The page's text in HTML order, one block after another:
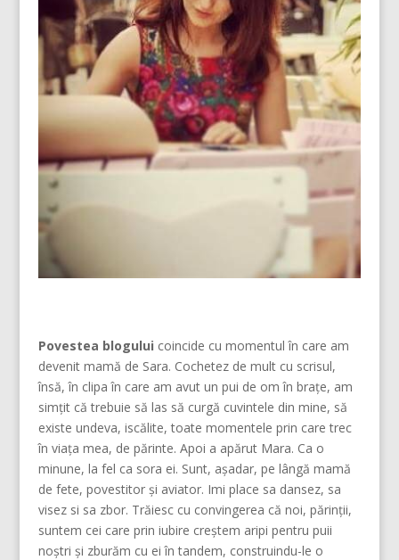
Povestea blogului coincide cu momentul în care am
devenit mamă de Sara. Cochetez de mult cu scrisul,
însă, în clipa în care am avut un pui de om în brațe, am
simțit că trebuie să las să curgă cuvintele din mine, să
existe undeva, iscălite, toate momentele prin care trec
în viața mea, de părinte. Apoi a apărut Mara. Ca o
minune, la fel ca sora ei. Sunt, așadar, pe lângă mamă
de fete, povestitor și aviator. Imi place sa dansez, sa
visez si sa zbor. Trăiesc cu convingerea că noi, părinţii,
suntem cei care prin iubire creştem aripi pentru puii
noştri şi zburăm cu ei în tandem, construindu-le o